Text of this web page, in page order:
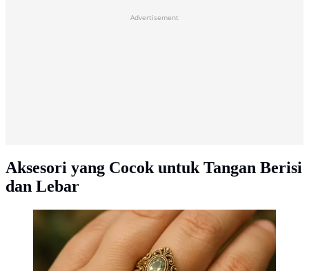
Advertisement
Aksesori yang Cocok untuk Tangan Berisi
dan Lebar
Jari Gendut Cocok Pakai Cincin Model Apa